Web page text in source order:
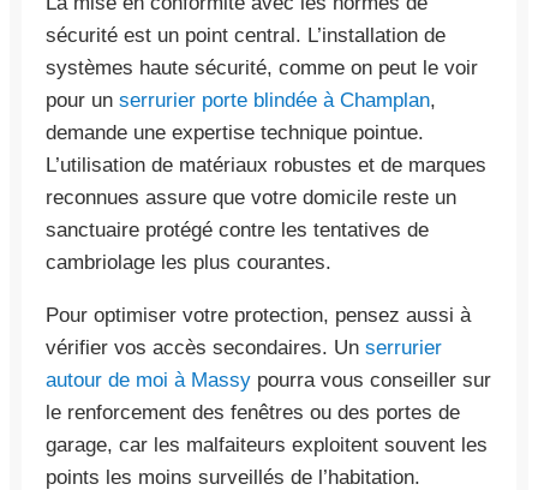
sécurité est un point central. L’installation de
systèmes haute sécurité, comme on peut le voir
pour un serrurier porte blindée à Champlan,
demande une expertise technique pointue.
L’utilisation de matériaux robustes et de marques
reconnues assure que votre domicile reste un
sanctuaire protégé contre les tentatives de
cambriolage les plus courantes.
Pour optimiser votre protection, pensez aussi à
vérifier vos accès secondaires. Un serrurier
autour de moi à Massy pourra vous conseiller sur
le renforcement des fenêtres ou des portes de
garage, car les malfaiteurs exploitent souvent les
points les moins surveillés de l’habitation.